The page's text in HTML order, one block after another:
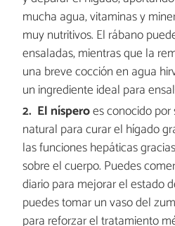
mucha agua, vitaminas y
muy nutritivos. El rábano
ensaladas, mientras que la
una breve cocción en agua
un ingrediente ideal para
El nísperoes conocido
natural para curar el hígado
las funciones hepáticas
sobre el cuerpo. Puedes
diario para mejorar el estado
puedes tomar un vaso del
para reforzar el tratamiento